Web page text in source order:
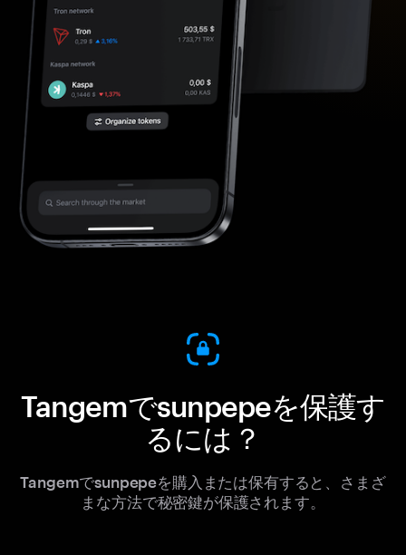
Tangemでsunpepeを保護す
るには？
Tangemでsunpepeを購入または保有すると、さまざ
まな方法で秘密鍵が保護されます。